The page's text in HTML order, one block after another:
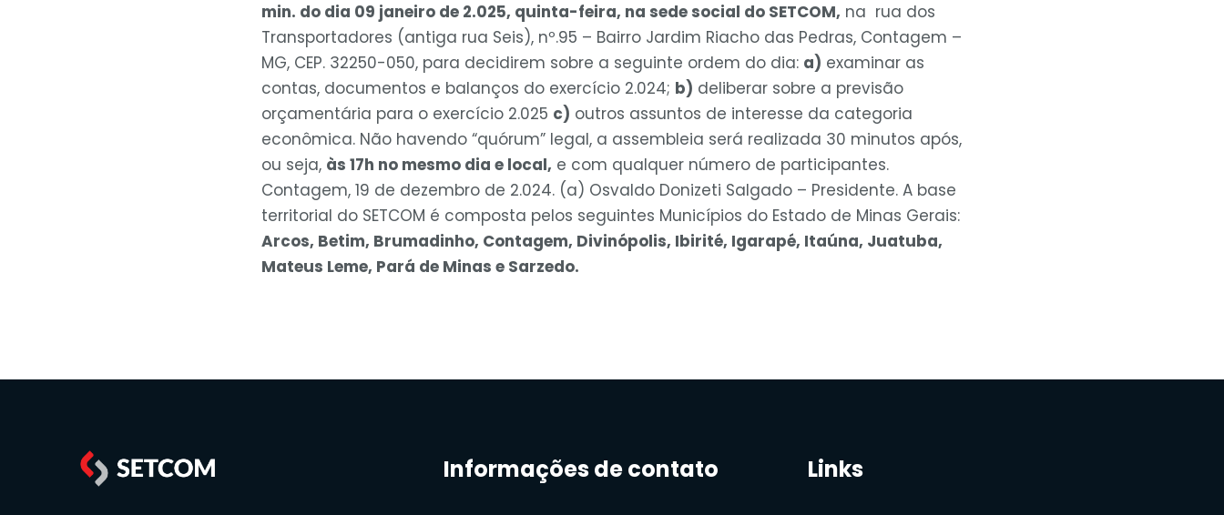
min. do dia 09 janeiro de 2.025, quinta-feira, na sede social do SETCOM, na rua dos
Transportadores (antiga rua Seis), nº.95 – Bairro Jardim Riacho das Pedras, Contagem –
MG, CEP. 32250-050, para decidirem sobre a seguinte ordem do dia: a) examinar as
contas, documentos e balanços do exercício 2.024; b) deliberar sobre a previsão
orçamentária para o exercício 2.025 c) outros assuntos de interesse da categoria
econômica. Não havendo “quórum” legal, a assembleia será realizada 30 minutos após,
ou seja, às 17h no mesmo dia e local, e com qualquer número de participantes.
Contagem, 19 de dezembro de 2.024. (a) Osvaldo Donizeti Salgado – Presidente. A base
territorial do SETCOM é composta pelos seguintes Municípios do Estado de Minas Gerais:
Arcos, Betim, Brumadinho, Contagem, Divinópolis, Ibirité, Igarapé, Itaúna, Juatuba,
Mateus Leme, Pará de Minas e Sarzedo.
Informações de contato Links